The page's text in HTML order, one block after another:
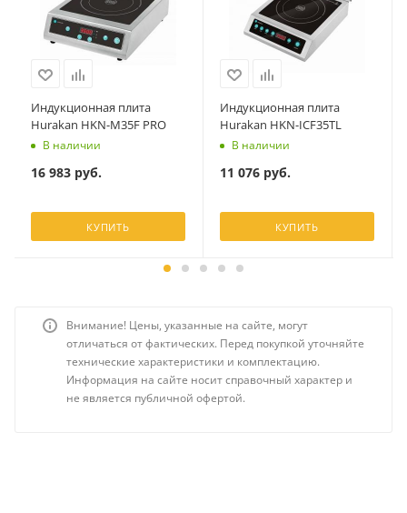
Индукционная плита
Hurakan HKN-M35F PRO
В наличии
16 983руб.
КУПИТЬ
Индукционная плита
Hurakan HKN-ICF35TL
В наличии
11 076руб.
КУПИТЬ
Внимание! Цены, указанные на сайте, могут
отличаться от фактических. Перед покупкой уточняйте
технические характеристики и комплектацию.
Информация на сайте носит справочный характер и
не является публичной офертой.